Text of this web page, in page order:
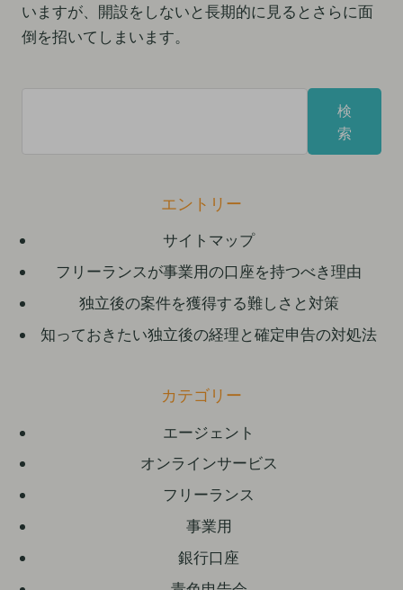
いますが、開設をしないと長期的に見るとさらに面
倒を招いてしまいます。
検
索
エントリー
サイトマップ
フリーランスが事業用の口座を持つべき理由
独立後の案件を獲得する難しさと対策
知っておきたい独立後の経理と確定申告の対処法
カテゴリー
エージェント
オンラインサービス
フリーランス
事業用
銀行口座